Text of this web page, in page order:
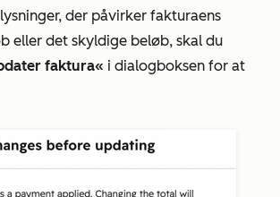
der påvirker fakturaens
eller det skyldige beløb, skal du
faktura« i dialogboksen for at